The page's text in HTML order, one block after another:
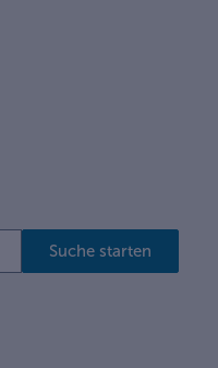
Suche starten